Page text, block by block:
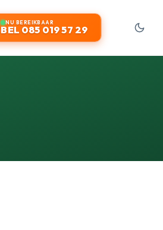
NU BEREIKBAAR
BEL 085 019 57 29